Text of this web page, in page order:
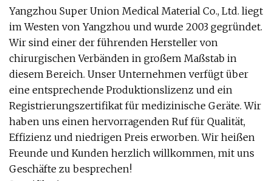
Yangzhou Super Union Medical Material Co., Ltd. liegt
im Westen von Yangzhou und wurde 2003 gegründet.
Wir sind einer der führenden Hersteller von
chirurgischen Verbänden in großem Maßstab in
diesem Bereich. Unser Unternehmen verfügt über
eine entsprechende Produktionslizenz und ein
Registrierungszertifikat für medizinische Geräte. Wir
haben uns einen hervorragenden Ruf für Qualität,
Effizienz und niedrigen Preis erworben. Wir heißen
Freunde und Kunden herzlich willkommen, mit uns
Geschäfte zu besprechen!